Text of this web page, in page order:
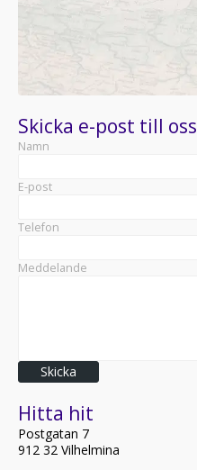
Skicka e-post till oss
Namn
E-post
Telefon
Meddelande
Skicka
Hitta hit
Postgatan 7
912 32 Vilhelmina